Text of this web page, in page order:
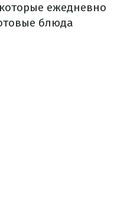
ежедневно
блюда